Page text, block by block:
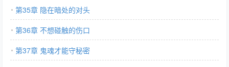
第35章 隐在暗处的对头
第36章 不想碰触的伤口
第37章 鬼魂才能守秘密